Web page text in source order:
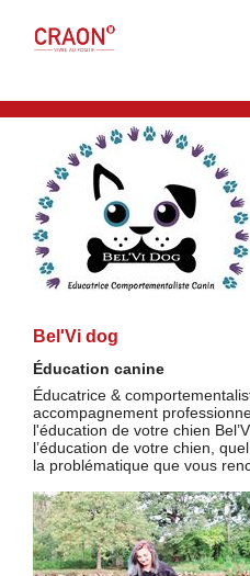
Bel'Vi dog
Éducation canine
Éducatrice &
accompagnement
l'éducation de votre chien
l’éducation de votre chien,
la problématique que vous